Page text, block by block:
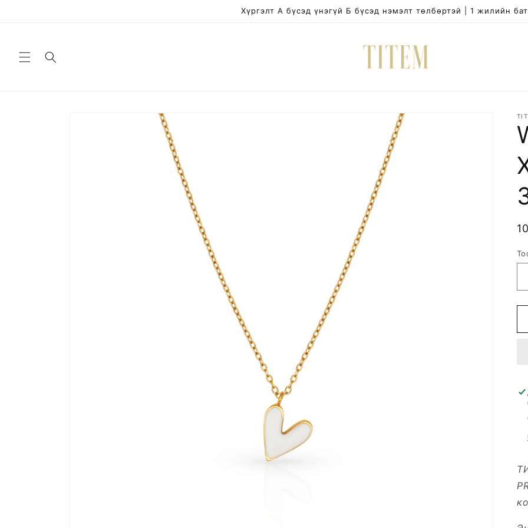
Хүргэлт А бүсэд үнэгүй Б бүсэд нэмэлт төлбөртэй | 1 жилийн